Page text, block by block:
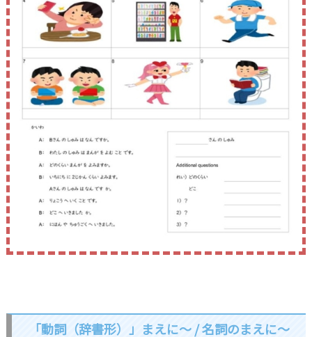
「動詞（辞書形）」まえに～ / 名詞のまえに～